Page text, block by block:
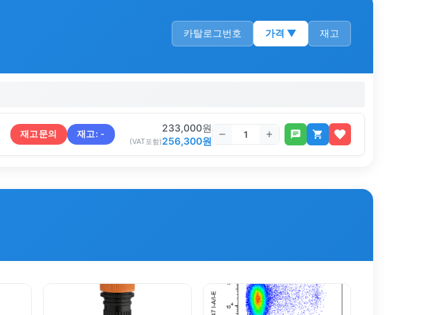
카탈로그번호 가격 ▼ 재고
재고문의 재고: - 233,000원
(VAT포함)256,300원